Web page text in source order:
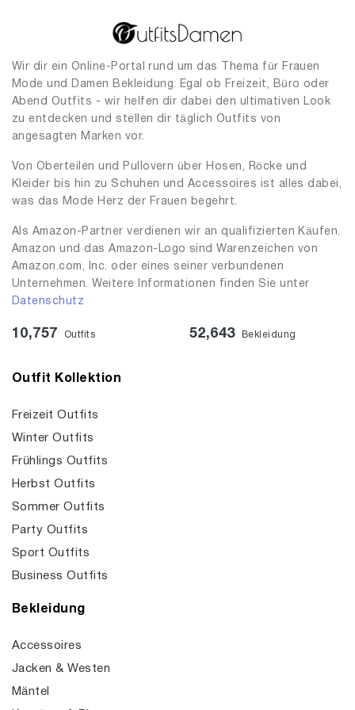
Wir dir ein Online-Portal rund um das Thema für Frauen
Mode und Damen Bekleidung. Egal ob Freizeit, Büro oder
Abend Outfits - wir helfen dir dabei den ultimativen Look
zu entdecken und stellen dir täglich Outfits von
angesagten Marken vor.
Von Oberteilen und Pullovern über Hosen, Röcke und
Kleider bis hin zu Schuhen und Accessoires ist alles dabei,
was das Mode Herz der Frauen begehrt.
Als Amazon-Partner verdienen wir an qualifizierten Käufen.
Amazon und das Amazon-Logo sind Warenzeichen von
Amazon.com, Inc. oder eines seiner verbundenen
Unternehmen. Weitere Informationen finden Sie unter
Datenschutz
10,757 Outfits 52,643 Bekleidung
Outfit Kollektion
Freizeit Outfits
Winter Outfits
Frühlings Outfits
Herbst Outfits
Sommer Outfits
Party Outfits
Sport Outfits
Business Outfits
Bekleidung
Accessoires
Jacken & Westen
Mäntel